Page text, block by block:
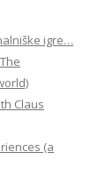
igre…
Claus
(a